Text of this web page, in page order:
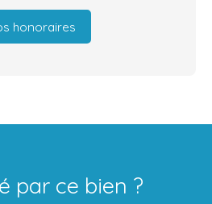
honoraires
par ce bien ?